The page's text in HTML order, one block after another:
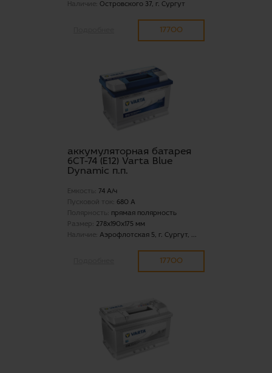
Наличие: Островского 37, г. Сургут
17700
аккумуляторная батарея
6СТ-74 (E12) Varta Blue
Dynamic п.п.
Емкость: 74 А/ч
Пусковой ток: 680 А
Полярность: прямая полярность
Размер: 278x190x175 мм
Наличие: Аэрофлотская 5, г. Сургут, ...
17700